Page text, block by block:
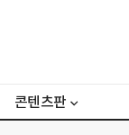
콘텐츠판